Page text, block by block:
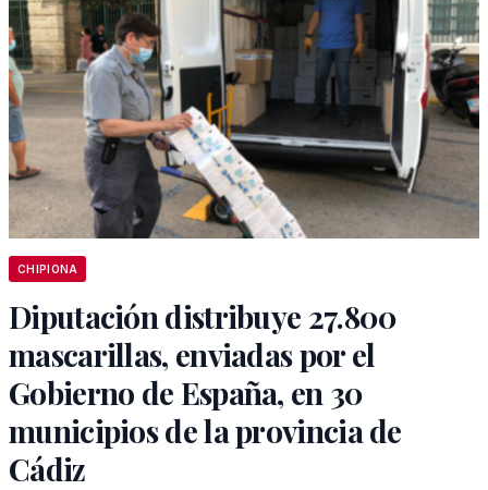
CHIPIONA
Diputación distribuye 27.800
mascarillas, enviadas por el
Gobierno de España, en 30
municipios de la provincia de
Cádiz